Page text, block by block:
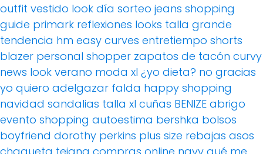
outfit vestido look día sorteo jeans shopping
guide primark reflexiones looks talla grande
tendencia hm easy curves entretiempo shorts
blazer personal shopper zapatos de tacón curvy
news look verano moda xl ¿yo dieta? no gracias
yo quiero adelgazar falda happy shopping
navidad sandalias talla xl cuñas BENIZE abrigo
evento shopping autoestima bershka bolsos
boyfriend dorothy perkins plus size rebajas asos